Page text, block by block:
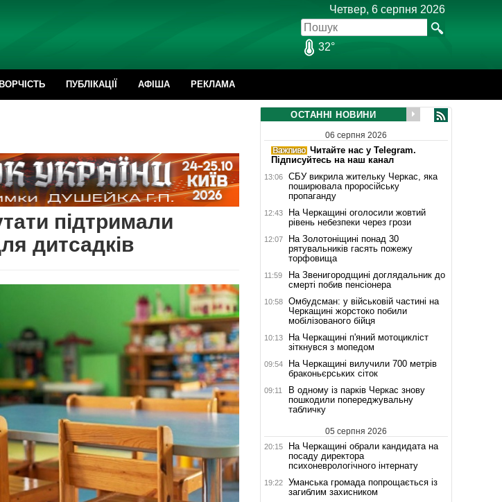
Четвер, 6 серпня 2026
32°
ПУБЛІКАЦІЇ АФІША РЕКЛАМА
підтримали
дитсадків
ОСТАННІ НОВИНИ
06 серпня 2026
Читайте нас у Telegram.
Підписуйтесь на наш канал
13:06
СБУ викрила жительку Черкас, яка
поширювала проросійську
пропаганду
12:43
На Черкащині оголосили жовтий
рівень небезпеки через грози
12:07
На Золотоніщині понад 30
рятувальників гасять пожежу
торфовища
11:59
На Звенигородщині доглядальник до
смерті побив пенсіонера
10:58
Омбудсман: у військовій частині на
Черкащині жорстоко побили
мобілізованого бійця
10:13
На Черкащині п'яний мотоцикліст
зіткнувся з мопедом
09:54
На Черкащині вилучили 700 метрів
браконьєрських сіток
09:11
В одному із парків Черкас знову
пошкодили попереджувальну
табличку
05 серпня 2026
20:15
На Черкащині обрали кандидата на
посаду директора
психоневрологічного інтернату
19:22
Уманська громада попрощається із
загиблим захисником